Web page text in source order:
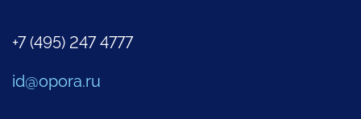
+7 (495) 247 4777
id@opora.ru